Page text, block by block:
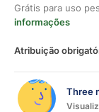
Grátis para uso
informações
Atribuição
Three